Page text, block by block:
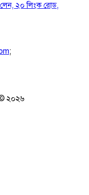
২০ লিংক রোড,
;
২০২৬